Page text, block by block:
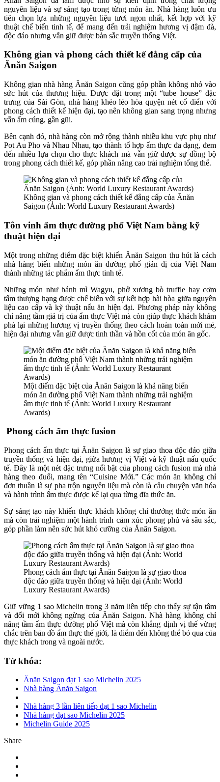
nguyên liệu và sự sáng tạo trong từng món ăn. Nhà hàng luôn ưu
tiên chọn lựa những nguyên liệu tươi ngon nhất, kết hợp với kỹ
thuật chế biến tinh tế, để mang đến trải nghiệm hương vị đậm đà,
độc đáo nhưng vẫn giữ được bản sắc truyền thống Việt.
Không gian và phong cách thiết kế đẳng cấp của
Ănăn Saigon
Không gian nhà hàng Ănăn Saigon cũng góp phần không nhỏ vào
sức hút của thương hiệu. Được đặt trong một “tube house” đặc
trưng của Sài Gòn, nhà hàng khéo léo hòa quyện nét cổ điển với
phong cách thiết kế hiện đại, tạo nên không gian sang trọng nhưng
vẫn ấm cúng, gần gũi.
Bên cạnh đó, nhà hàng còn mở rộng thành nhiều khu vực phụ như
Pot Au Pho và Nhau Nhau, tạo thành tổ hợp ẩm thực đa dạng, đem
đến nhiều lựa chọn cho thực khách mà vẫn giữ được sự đồng bộ
trong phong cách thiết kế, góp phần nâng cao trải nghiệm tổng thể.
Không gian và phong cách thiết kế đẳng cấp của Ănăn
Saigon (Ảnh: World Luxury Restaurant Awards)
Tôn vinh ẩm thực đường phố Việt Nam bằng kỹ
thuật hiện đại
Một trong những điểm đặc biệt khiến Ănăn Saigon thu hút là cách
nhà hàng biến những món ăn đường phố giản dị của Việt Nam
thành những tác phẩm ẩm thực tinh tế.
Những món như bánh mì Wagyu, phở xương bò truffle hay cơm
tấm thượng hạng được chế biến với sự kết hợp hài hòa giữa nguyên
liệu cao cấp và kỹ thuật nấu ăn hiện đại. Phương pháp này không
chỉ nâng tầm giá trị của ẩm thực Việt mà còn giúp thực khách khám
phá lại những hương vị truyền thống theo cách hoàn toàn mới mẻ,
hiện đại nhưng vẫn giữ được tinh thần và hồn cốt của món ăn gốc.
Một điểm đặc biệt của Ănăn Saigon là khả năng biến
món ăn đường phố Việt Nam thành những trải nghiệm
ẩm thực tinh tế (Ảnh: World Luxury Restaurant
Awards)
Phong cách ẩm thực fusion
Phong cách ẩm thực tại Ănăn Saigon là sự giao thoa độc đáo giữa
truyền thống và hiện đại, giữa hương vị Việt và kỹ thuật nấu quốc
tế. Đây là một nét đặc trưng nổi bật của phong cách fusion mà nhà
hàng theo đuổi, mang tên “Cuisine Mới.” Các món ăn không chỉ
đơn thuần là sự pha trộn nguyên liệu mà còn là câu chuyện văn hóa
và hành trình ẩm thực được kể lại qua từng đĩa thức ăn.
Sự sáng tạo này khiến thực khách không chỉ thưởng thức món ăn
mà còn trải nghiệm một hành trình cảm xúc phong phú và sâu sắc,
góp phần làm nên sức hút khó cưỡng của Ănăn Saigon.
Phong cách ẩm thực tại Ănăn Saigon là sự giao thoa
độc đáo giữa truyền thống và hiện đại (Ảnh: World
Luxury Restaurant Awards)
Giữ vững 1 sao Michelin trong 3 năm liên tiếp cho thấy sự tận tâm
và đổi mới không ngừng của Ănăn Saigon. Nhà hàng không chỉ
nâng tầm ẩm thực đường phố Việt mà còn khẳng định vị thế vững
chắc trên bản đồ ẩm thực thế giới, là điểm đến không thể bỏ qua của
thực khách trong và ngoài nước.
Từ khóa:
Ănăn Saigon đạt 1 sao Michelin 2025
Nhà hàng Ănăn Saigon
Nhà hàng 3 lần liên tiếp đạt 1 sao Michelin
Nhà hàng đạt sao Michelin 2025
Michelin Guide 2025
Share